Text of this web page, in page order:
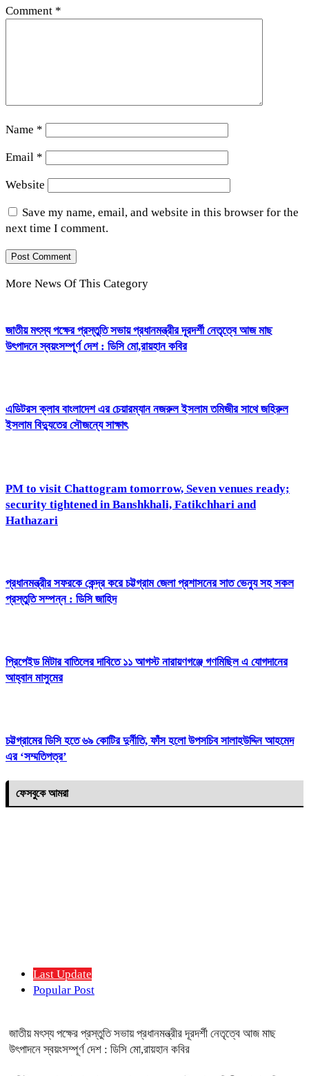
Comment *
Name *
Email *
Website
Save my name, email, and website in this browser for the
next time I comment.
More News Of This Category
জাতীয় মৎস্য পক্ষের প্রস্তুতি সভায় প্রধানমন্ত্রীর দূরদর্শী নেতৃত্বে আজ মাছ
উৎপাদনে স্বয়ংসম্পূর্ণ দেশ : ডিসি মো,রায়হান কবির
এডিটরস ক্লাব বাংলাদেশ এর চেয়ারম্যান নজরুল ইসলাম তমিজীর সাথে জহিরুল
ইসলাম বিদ্যুতের সৌজন্যে সাক্ষাৎ
PM to visit Chattogram tomorrow, Seven venues ready;
security tightened in Banshkhali, Fatikchhari and
Hathazari
প্রধানমন্ত্রীর সফরকে কেন্দ্র করে চট্টগ্রাম জেলা প্রশাসনের সাত ভেন্যু সহ সকল
প্রস্তুতি সম্পন্ন : ডিসি জাহিদ
প্রিপেইড মিটার বাতিলের দাবিতে ১১ আগস্ট নারায়ণগঞ্জে গণমিছিল এ যোগদানের
আহ্বান মাসুমের
চট্টগ্রামের ডিসি হতে ৬৯ কোটির দুর্নীতি, ফাঁস হলো উপসচিব সালাহউদ্দিন আহমেদ
এর ‘সম্মতিপত্র’
ফেসবুকে আমরা
Last Update
Popular Post
জাতীয় মৎস্য পক্ষের প্রস্তুতি সভায় প্রধানমন্ত্রীর দূরদর্শী নেতৃত্বে আজ মাছ
উৎপাদনে স্বয়ংসম্পূর্ণ দেশ : ডিসি মো,রায়হান কবির